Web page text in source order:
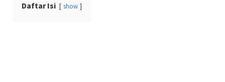
Daftar Isi show